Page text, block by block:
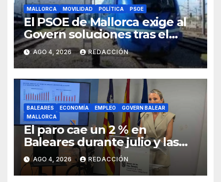
MALLORCA MOVILIDAD POLÍTICA PSOE
El PSOE de Mallorca exige al
Govern soluciones tras el
tijeretazo de trenes en
agosto
AGO 4, 2026 REDACCIÓN
BALEARES ECONOMÍA EMPLEO
GOVERN BALEAR
MALLORCA
El paro cae un 2 % en
Baleares durante julio y las
islas lideran la contratación
indefinida
AGO 4, 2026 REDACCIÓN